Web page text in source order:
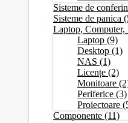
Sisteme de
Sisteme de panica
Laptop, Computer,
Laptop (9)
Desktop (1)
NAS (1)
Licențe (2)
Monitoare
Periferice (3)
Proiectoare
Componente (11)